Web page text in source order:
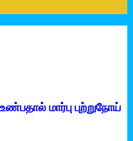
மார்பு புற்றுநோய்